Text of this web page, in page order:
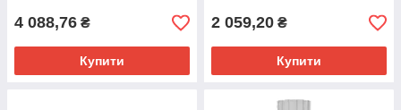
4 088,76 ₴
Купити
2 059,20 ₴
Купити